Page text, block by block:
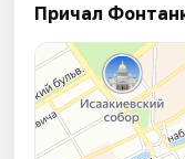
Причал